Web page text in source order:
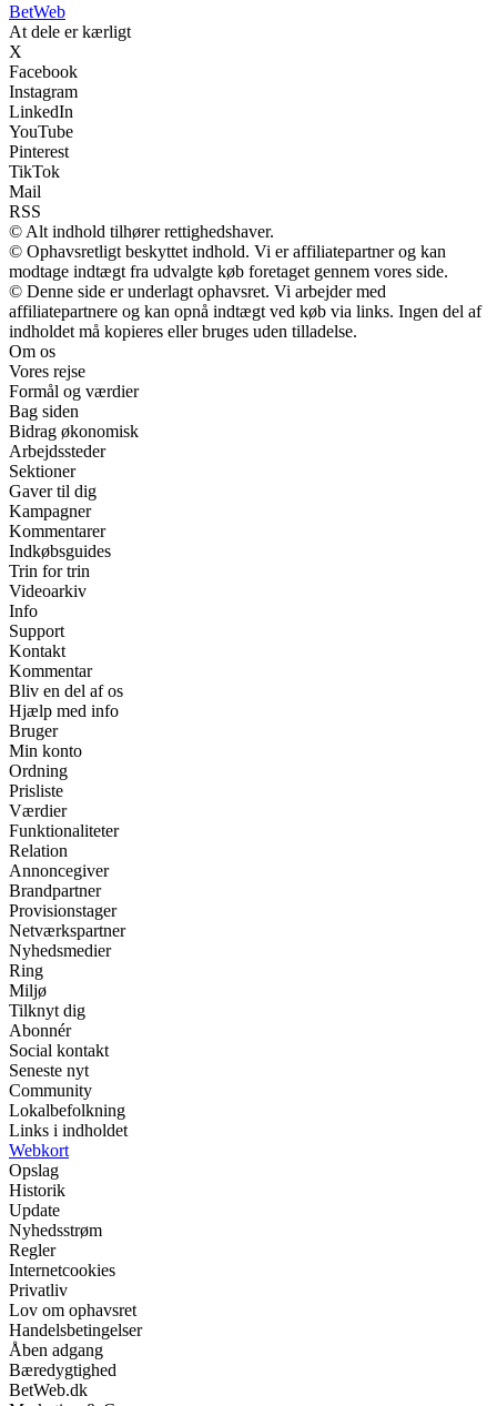
BetWeb
At dele er kærligt
X
Facebook
Instagram
LinkedIn
YouTube
Pinterest
TikTok
Mail
RSS
© Alt indhold tilhører rettighedshaver.
© Ophavsretligt beskyttet indhold. Vi er affiliatepartner og kan
modtage indtægt fra udvalgte køb foretaget gennem vores side.
© Denne side er underlagt ophavsret. Vi arbejder med
affiliatepartnere og kan opnå indtægt ved køb via links. Ingen del af
indholdet må kopieres eller bruges uden tilladelse.
Om os
Vores rejse
Formål og værdier
Bag siden
Bidrag økonomisk
Arbejdssteder
Sektioner
Gaver til dig
Kampagner
Kommentarer
Indkøbsguides
Trin for trin
Videoarkiv
Info
Support
Kontakt
Kommentar
Bliv en del af os
Hjælp med info
Bruger
Min konto
Ordning
Prisliste
Værdier
Funktionaliteter
Relation
Annoncegiver
Brandpartner
Provisionstager
Netværkspartner
Nyhedsmedier
Ring
Miljø
Tilknyt dig
Abonnér
Social kontakt
Seneste nyt
Community
Lokalbefolkning
Links i indholdet
Webkort
Opslag
Historik
Update
Nyhedsstrøm
Regler
Internetcookies
Privatliv
Lov om ophavsret
Handelsbetingelser
Åben adgang
Bæredygtighed
BetWeb.dk